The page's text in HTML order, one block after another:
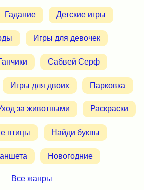
Гадание Детские игры
Игры для девочек
Сабвей Серф
Игры для двоих Парковка
за животными Раскраски
птицы Найди буквы
Новогодние
Все жанры